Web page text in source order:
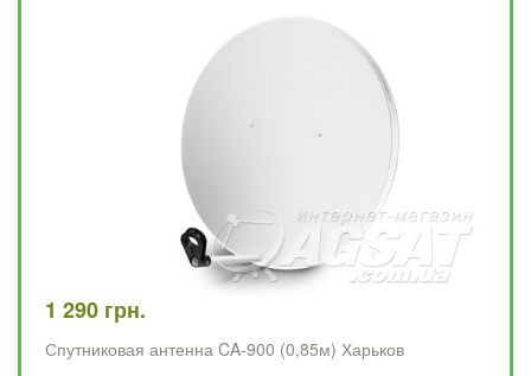
1 290 грн.
Спутниковая антенна CA-900 (0,85м) Харьков